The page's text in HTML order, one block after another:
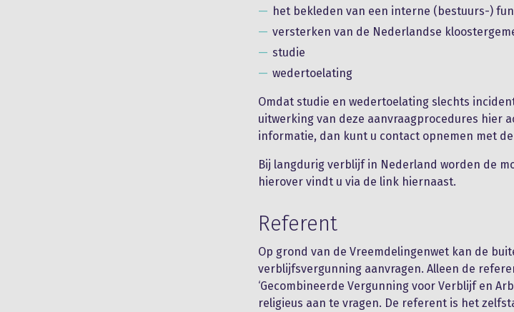
het bekleden van een interne (bestuurs-)
versterken van de Nederlandse
studie
wedertoelating
Omdat studie en wedertoelating slechts
uitwerking van deze aanvraagprocedures hier
informatie, dan kunt u contact opnemen met de
Bij langdurig verblijf in Nederland worden de
hierover vindt u via de link hiernaast.
Referent
Op grond van de Vreemdelingenwet kan de
verblijfsvergunning aanvragen. Alleen de
‘Gecombineerde Vergunning voor Verblijf en
religieus aan te vragen. De referent is het